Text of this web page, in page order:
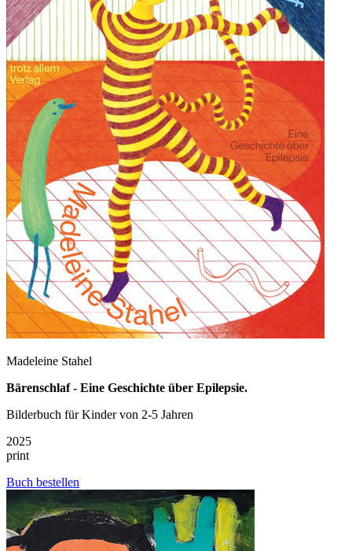
Madeleine Stahel
Bärenschlaf - Eine Geschichte über Epilepsie.
Bilderbuch für Kinder von 2-5 Jahren
2025
print
Buch bestellen